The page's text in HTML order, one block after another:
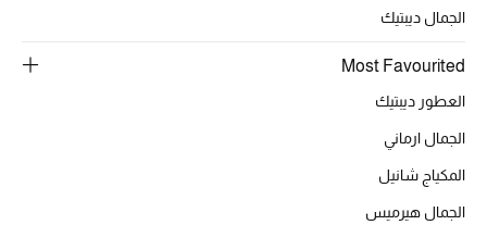
خصومات
ما وصلنا حديثاً
ركن أناقة المنتجعات
الجمال ديبتيك
Most Favourited
العطور ديبتيك
الجمال ارماني
المكياج شانيل
الجمال هيرميس